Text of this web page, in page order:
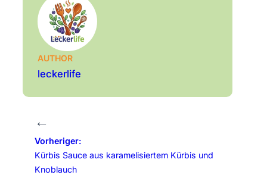
AUTHOR
leckerlife
←
Vorheriger:
Kürbis Sauce aus karamelisiertem Kürbis und
Knoblauch